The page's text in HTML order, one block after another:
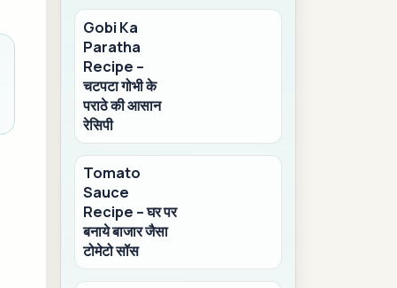
Gobi Ka
Paratha
Recipe –
चटपटा गोभी के
पराठे की आसान
रेसिपी
Tomato
Sauce
Recipe – घर पर
बनाये बाजार जैसा
टोमेटो सॉस